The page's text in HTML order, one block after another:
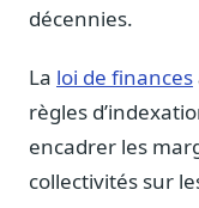
décennies.
La loi de finances
règles
encadrer les
collectivités sur